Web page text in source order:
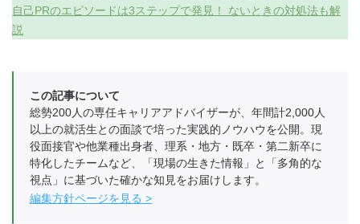
自己PRのエピソードは3ステップで発見！ ないときの対処法も解
説
この記事について
総勢200人の専任キャリアアドバイザーが、年間計2,000人
以上の就活生との面談で培った実践的ノウハウを公開。現
役面接官や他業種出身者、理系・地方・既卒・第二新卒に
特化したチームなど、「現場の生きた情報」と「多角的な
視点」に基づいた確かな知見をお届けします。
編集方針ページを見る